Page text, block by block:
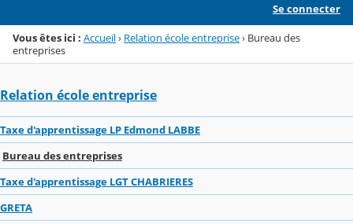
Se connecter
Vous êtes ici : Accueil› Relation école entreprise› Bureau des
entreprises
Relation école entreprise
Taxe d'apprentissage LP Edmond LABBE
Bureau des entreprises
Taxe d'apprentissage LGT CHABRIERES
GRETA